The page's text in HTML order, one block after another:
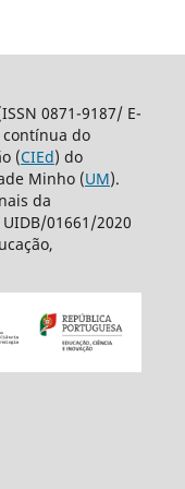
0871-9187/ E-
contínua do
(CIEd) do
Minho (UM).
da
UIDB/01661/2020